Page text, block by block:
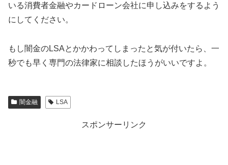
いる消費者金融やカードローン会社に申し込みをするよう
にしてください。
もし闇金のLSAとかかわってしまったと気が付いたら、一
秒でも早く専門の法律家に相談したほうがいいですよ。
闇金融 LSA
スポンサーリンク